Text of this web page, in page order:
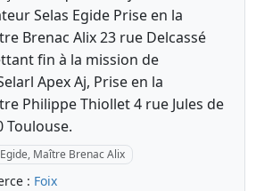
Selas Egide Prise en la
Brenac Alix 23 rue Delcassé
fin à la mission de
Apex Aj, Prise en la
Philippe Thiollet 4 rue Jules de
Toulouse.
Maître Brenac Alix
: Foix